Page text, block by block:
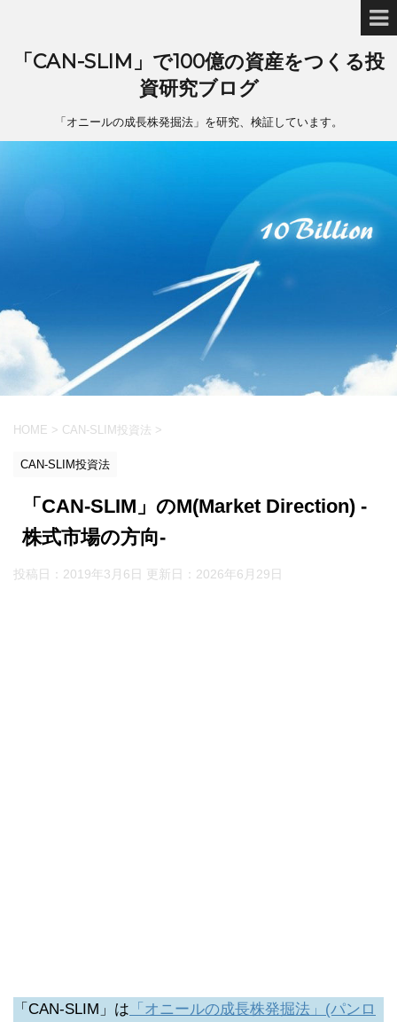
「CAN-SLIM」で100億の資産をつくる投
資研究ブログ
「オニールの成長株発掘法」を研究、検証しています。
HOME > CAN-SLIM投資法 >
CAN-SLIM投資法
「CAN-SLIM」のM(Market Direction) -
株式市場の方向-
投稿日：2019年3月6日 更新日： 2026年6月29日
「CAN-SLIM」は 「オニールの成長株発掘法」(パンロ